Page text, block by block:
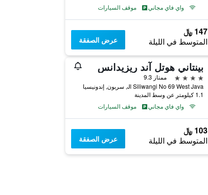
واي فاي مجاني
موقف السيارات
147 ﷼
المتوسط في الليلة عرض الصفقة
بينتاني هوتل آند ريزيدانس
4 نجوم
ممتاز 9.3
Jl Siliwangi No 69 West Java, سربون, إندونيسيا
1.1 كيلومتر عن وسط المدينة
واي فاي مجاني
موقف السيارات
103 ﷼
المتوسط في الليلة عرض الصفقة